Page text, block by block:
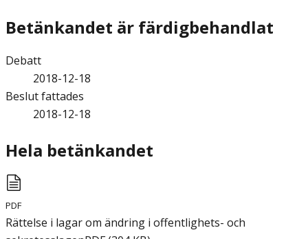
Betänkandet är färdigbehandlat
Debatt
2018-12-18
Beslut fattades
2018-12-18
Hela betänkandet
PDF
Rättelse i lagar om ändring i offentlighets- och